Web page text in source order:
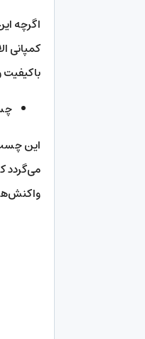
اگرچه
کمپانی
باکیفیت
این
می‌گردد